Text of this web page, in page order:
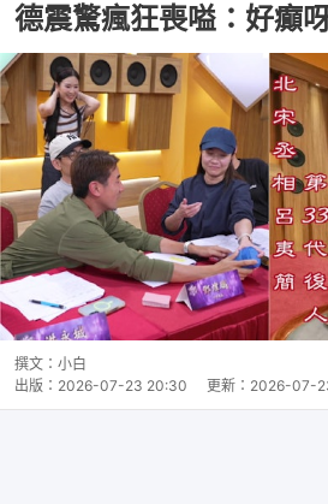
德震驚瘋狂喪嗌：好癲
撰文： 小白
出版： 2026-07-23 20:30 更新： 2026-07-